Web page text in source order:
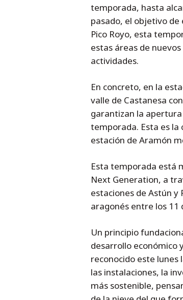
temporada, hasta
pasado, el objetivo de
Pico Royo, esta
estas áreas de
actividades.
En concreto, en la
valle de Castanesa
garantizan la
temporada. Esta es
estación de Aramón
Esta temporada está
Next Generation, a
estaciones de Astún y
aragonés entre los
Un principio
desarrollo económico
reconocido este lunes
las instalaciones, la
más sostenible,